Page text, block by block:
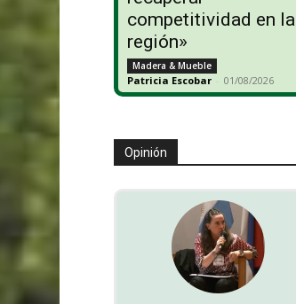
competitividad en la
región»
Madera & Mueble
Patricia Escobar - 01/08/2026
Opinión